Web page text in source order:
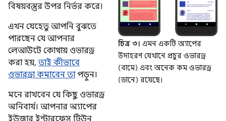
বিষয়বস্তুর উপর নির্ভর করে।
এখন যেহেতু আপনি বুঝতে
পারছেন যে আপনার
লেআউটে কোথায় ওভারড্র
করা হয়, তাই কীভাবে
ওভারড্রা কমাবেন তাপড়ুন।
মনে রাখবেন যে কিছু ওভারড্র
অনিবার্য। আপনার অ্যাপের
ইউজার ইন্টারফেস টিউন
চিত্র ৩। এমন একটি অ্যাপের
উদাহরণ যেখানে প্রচুর ওভারড্র
(বামে) এবং অনেক কম ওভারড্র
(ডানে) রয়েছে।